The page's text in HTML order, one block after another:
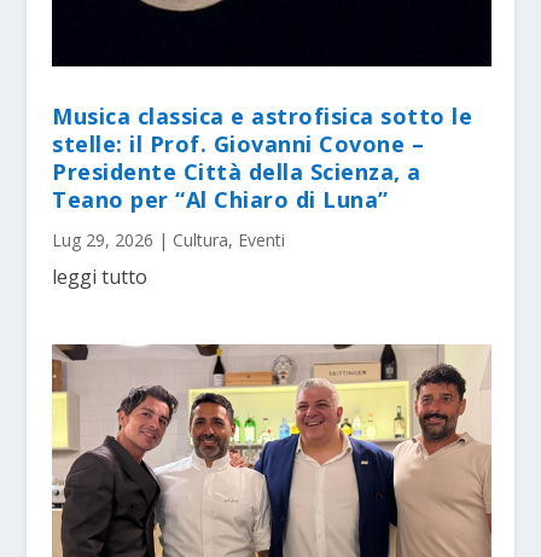
Musica classica e astrofisica sotto le
stelle: il Prof. Giovanni Covone –
Presidente Città della Scienza, a
Teano per “Al Chiaro di Luna”
Lug 29, 2026 | Cultura, Eventi
leggi tutto